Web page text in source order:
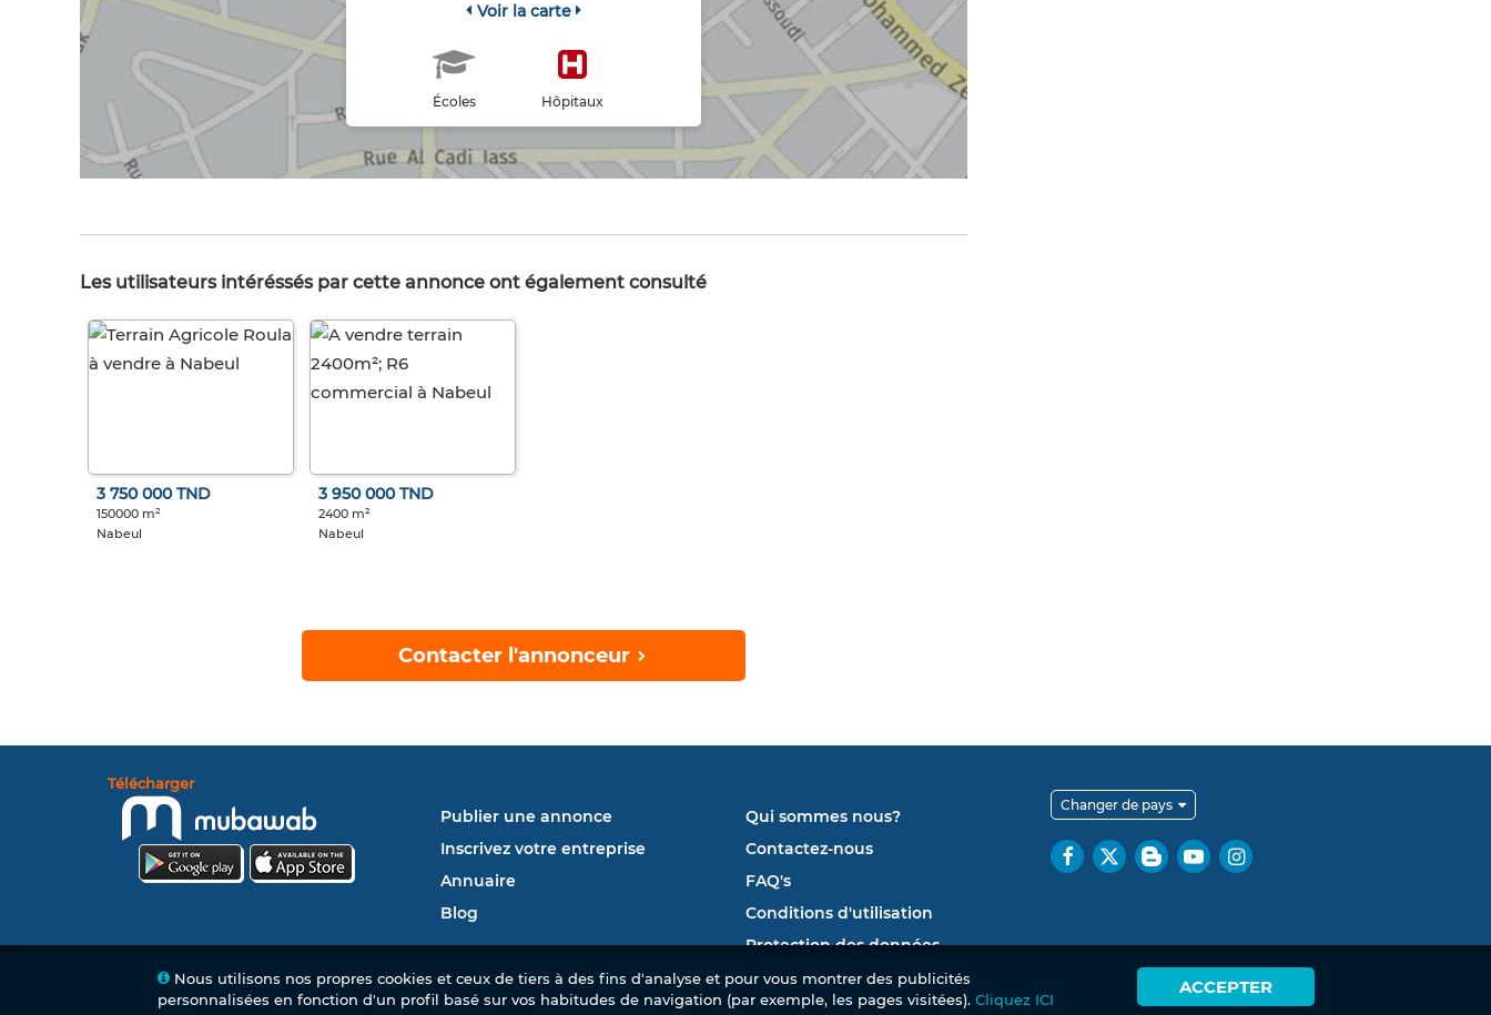
Voir la carte
Écoles Hôpitaux
Les utilisateurs intéréssés par cette annonce ont également consulté
3 750 000 TND
150000 m²
Nabeul
3 950 000 TND
2400 m²
Nabeul
Contacter l'annonceur
Télécharger
Publier une annonce
Inscrivez votre entreprise
Annuaire
Blog
Qui sommes nous?
Contactez-nous
FAQ's
Conditions d'utilisation
Protection des données
Changer de pays
Nous utilisons nos propres cookies et ceux de tiers à des fins d'analyse et pour vous montrer des publicités
personnalisées en fonction d'un profil basé sur vos habitudes de navigation (par exemple, les pages visitées). Cliquez ICI
ACCEPTER